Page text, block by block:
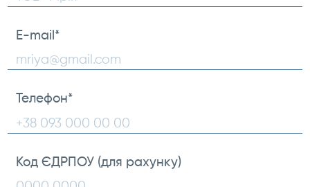
E-mail *
Телефон*
Код ЄДРПОУ (для рахунку)